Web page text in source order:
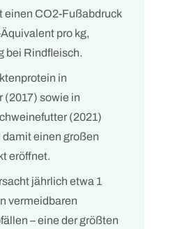
einen CO2-Fußabdruck
pro kg,
bei Rindfleisch.
in
(2017) sowie in
(2021)
damit einen großen
eröffnet.
jährlich etwa 1
vermeidbaren
– eine der größten